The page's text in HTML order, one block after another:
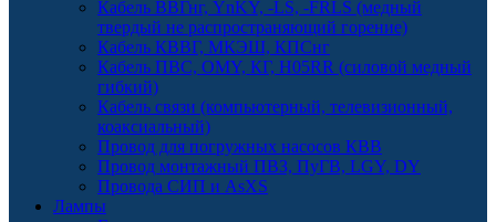
Кабель ВВГнг, YnKY, -LS, -FRLS (медный
твердый не распространяющий горение)
Кабель КВВГ, МКЭШ, КПСнг
Кабель ПВС, OMY, КГ, H05RR (силовой медный
гибкий)
Кабель связи (компьютерный, телевизионный,
коаксиальный)
Провод для погружных насосов КВВ
Провод монтажный ПВЗ, ПуГВ, LGY, DY
Провода СИП и AsXS
Лампы